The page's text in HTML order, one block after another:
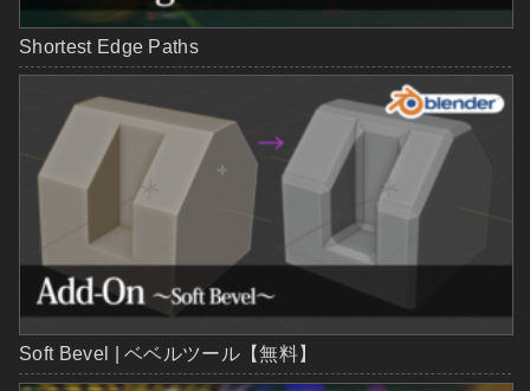
Shortest Edge Paths
Soft Bevel | ベベルツール【無料】